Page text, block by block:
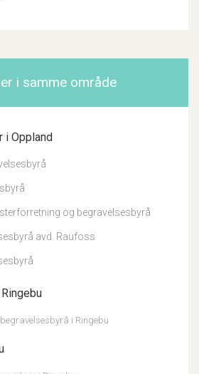
i samme område
i Oppland
og begravelsesbyrå
avd. Raufoss
i Ringebu